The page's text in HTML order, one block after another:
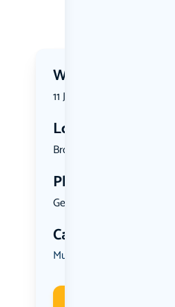
Wanneer?
11 July 2026 | 21:00
Locatie
Brouwersha...
Plekken
Geen limiet
Categorie
Muziek